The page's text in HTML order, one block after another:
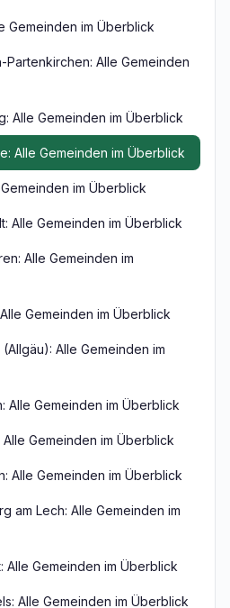
Gemeinden im Überblick
Partenkirchen: Alle Gemeinden
Alle Gemeinden im Überblick
Alle Gemeinden im Überblick
im Überblick
Alle Gemeinden im Überblick
Alle Gemeinden im
Gemeinden im Überblick
Alle Gemeinden im
Alle Gemeinden im Überblick
Gemeinden im Überblick
Alle Gemeinden im Überblick
am Lech: Alle Gemeinden im
Alle Gemeinden im Überblick
Alle Gemeinden im Überblick